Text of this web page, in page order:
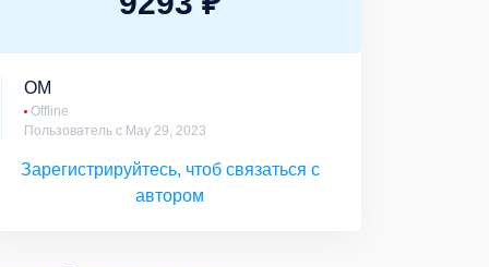
ОМ
Offline
Пользователь с May 29, 2023
Зарегистрируйтесь, чтоб связаться с
автором